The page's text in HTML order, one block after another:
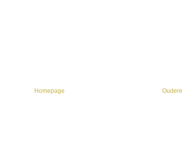
Homepage